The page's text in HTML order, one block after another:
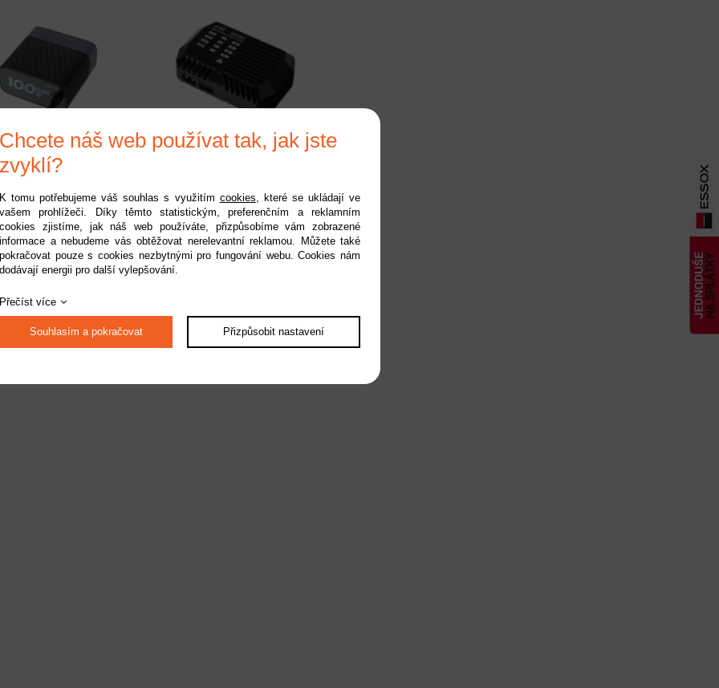
RC PDC100 100W
USB-C síťový
nabíječ/zdroj
do 2 pracovních dnů
729 Kč
SKY RC e4S nabíječ
749 Kč
Chcete náš web používat tak, jak jste
zvyklí?
K tomu potřebujeme váš souhlas s využitím cookies , které se ukládají ve
vašem prohlížeči. Díky těmto statistickým, preferenčním a reklamním
cookies zjistíme, jak náš web používáte, přizpůsobíme vám zobrazené
informace a nebudeme vás obtěžovat nerelevantní reklamou. Můžete také
pokračovat pouze s cookies nezbytnými pro fungování webu. Cookies nám
dodávají energii pro další vylepšování.
Přečíst více
Souhlasím a pokračovat Přizpůsobit nastavení